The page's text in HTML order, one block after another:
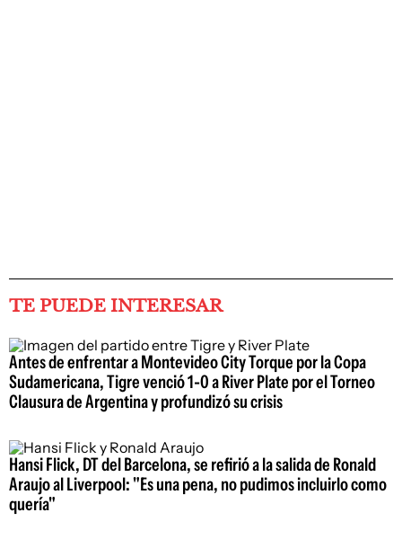
TE PUEDE INTERESAR
Antes de enfrentar a Montevideo City Torque por la Copa
Sudamericana, Tigre venció 1-0 a River Plate por el Torneo
Clausura de Argentina y profundizó su crisis
Hansi Flick, DT del Barcelona, se refirió a la salida de Ronald
Araujo al Liverpool: "Es una pena, no pudimos incluirlo como
quería"